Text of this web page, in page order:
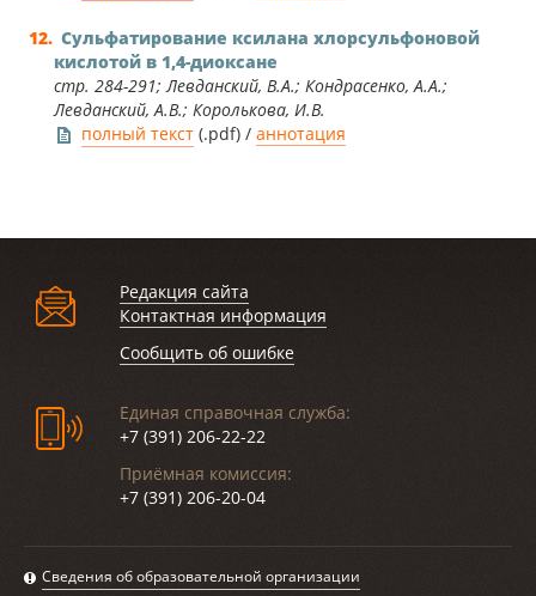
Сульфатирование ксилана хлорсульфоновой
кислотой в 1,4-диоксане
стр. 284-291; Левданский, В.А.; Кондрасенко, А.А.;
Левданский, А.В.; Королькова, И.В.
полный текст (.pdf) / аннотация
Редакция сайта
Контактная информация
Сообщить об ошибке
Единая справочная служба:
+7 (391) 206-22-22
Приёмная комиссия:
+7 (391) 206-20-04
Сведения об образовательной организации